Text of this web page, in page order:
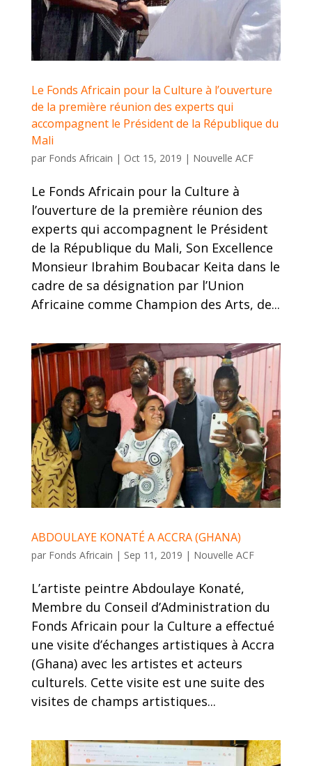
Le Fonds Africain pour la Culture à l’ouverture
de la première réunion des experts qui
accompagnent le Président de la République du
Mali
par Fonds Africain | Oct 15, 2019 | Nouvelle ACF
Le Fonds Africain pour la Culture à
l’ouverture de la première réunion des
experts qui accompagnent le Président
de la République du Mali, Son Excellence
Monsieur Ibrahim Boubacar Keita dans le
cadre de sa désignation par l’Union
Africaine comme Champion des Arts, de...
ABDOULAYE KONATÉ A ACCRA (GHANA)
par Fonds Africain | Sep 11, 2019 | Nouvelle ACF
L’artiste peintre Abdoulaye Konaté,
Membre du Conseil d’Administration du
Fonds Africain pour la Culture a effectué
une visite d’échanges artistiques à Accra
(Ghana) avec les artistes et acteurs
culturels. Cette visite est une suite des
visites de champs artistiques...